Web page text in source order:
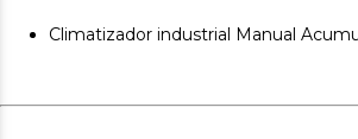
fresco em todo o espaço.
Climatizador industrial Manual